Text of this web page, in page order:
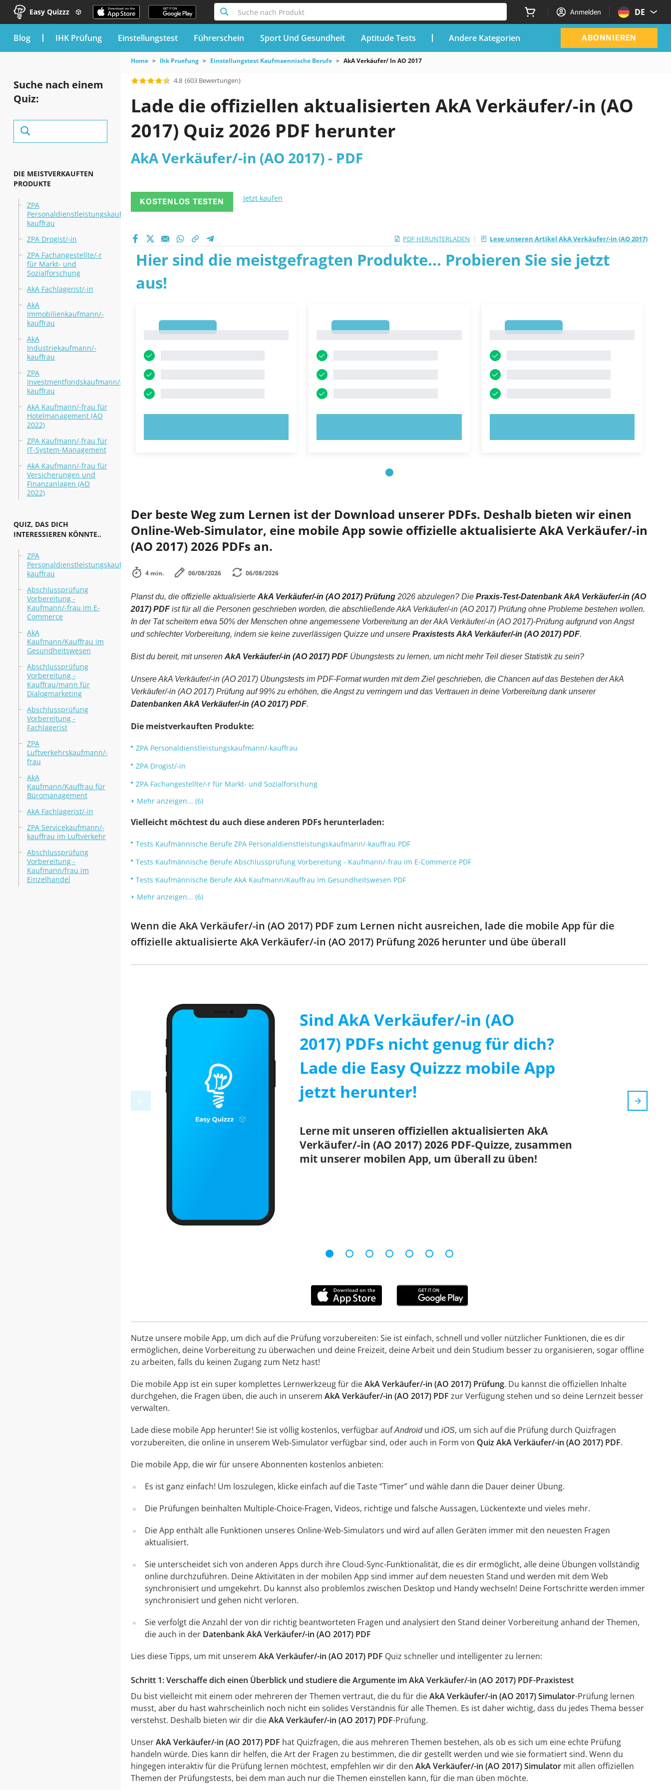
Easy Quizzz Suche nach Produkt Anmelden DE
blog IHK Prüfung Einstellungstest Führerschein Sport Und Gesundheit Aptitude Tests Andere Kategorien ABONNIEREN
Suche nach einem
Quiz:
DIE MEISTVERKAUFTEN
PRODUKTE
ZPA
Personaldienstleistungskaufmann/-
kauffrau
ZPA Drogist/-in
ZPA Fachangestellte/-r
für Markt- und
Sozialforschung
AkA Fachlagerist/-in
AkA
Immobilienkaufmann/-
kauffrau
AkA
Industriekaufmann/-
kauffrau
ZPA
Investmentfondskaufmann/-
kauffrau
AkA Kaufmann/-frau für
Hotelmanagement (AO
2022)
ZPA Kaufmann/-frau für
IT-System-Management
AkA Kaufmann/-frau für
Versicherungen und
Finanzanlagen (AO
2022)
QUIZ, DAS DICH
INTERESSIEREN KÖNNTE..
ZPA
Personaldienstleistungskaufmann/-
kauffrau
Abschlussprüfung
Vorbereitung -
Kaufmann/-frau im E-
Commerce
AkA
Kaufmann/Kauffrau im
Gesundheitswesen
Abschlussprüfung
Vorbereitung -
Kauffrau/mann für
Dialogmarketing
Abschlussprüfung
Vorbereitung -
Fachlagerist
ZPA
Luftverkehrskaufmann/-
frau
AkA
Kaufmann/Kauffrau für
Büromanagement
AkA Fachlagerist/-in
ZPA Servicekaufmann/-
kauffrau im Luftverkehr
Abschlussprüfung
Vorbereitung -
Kaufmann/frau im
Einzelhandel
Home Ihk Pruefung Einstellungstest Kaufmaennische Berufe AkA Verkäufer/ In AO 2017
4.8 (603 Bewertungen)
Lade die offiziellen aktualisierten AkA Verkäufer/-in (AO
2017) Quiz 2026 PDF herunter
AkA Verkäufer/-in (AO 2017) - PDF
KOSTENLOS TESTEN Jetzt kaufen
PDF HERUNTERLADEN | Lese unseren Artikel AkA Verkäufer/-in (AO 2017)
Hier sind die meistgefragten Produkte... Probieren Sie sie jetzt
aus!
Der beste Weg zum Lernen ist der Download unserer PDFs. Deshalb bieten wir einen
Online-Web-Simulator, eine mobile App sowie offizielle aktualisierte AkA Verkäufer/-in
(AO 2017) 2026 PDFs an.
4 min. 06/08/2026 06/08/2026
Planst du, die offizielle aktualisierte AkA Verkäufer/-in (AO 2017) Prüfung2026 abzulegen? Die Praxis-Test-Datenbank AkA Verkäufer/-in (AO
2017) PDFist für all die Personen geschrieben worden, die abschließende AkA Verkäufer/-in (AO 2017) Prüfung ohne Probleme bestehen wollen.
In der Tat scheitern etwa 50% der Menschen ohne angemessene Vorbereitung an der AkA Verkäufer/-in (AO 2017)-Prüfung aufgrund von Angst
und schlechter Vorbereitung, indem sie keine zuverlässigen Quizze und unsere Praxistests AkA Verkäufer/-in (AO 2017) PDF.
Bist du bereit, mit unseren AkA Verkäufer/-in (AO 2017) PDFÜbungstests zu lernen, um nicht mehr Teil dieser Statistik zu sein?
Unsere AkA Verkäufer/-in (AO 2017) Übungstests im PDF-Format wurden mit dem Ziel geschrieben, die Chancen auf das Bestehen der AkA
Verkäufer/-in (AO 2017) Prüfung auf 99% zu erhöhen, die Angst zu verringern und das Vertrauen in deine Vorbereitung dank unserer
Datenbanken AkA Verkäufer/-in (AO 2017) PDF.
Die meistverkauften Produkte:
ZPA Personaldienstleistungskaufmann/-kauffrau
ZPA Drogist/-in
ZPA Fachangestellte/-r für Markt- und Sozialforschung
Mehr anzeigen... (6)
Vielleicht möchtest du auch diese anderen PDFs herunterladen:
Tests Kaufmännische Berufe ZPA Personaldienstleistungskaufmann/-kauffrau PDF
Tests Kaufmännische Berufe Abschlussprüfung Vorbereitung - Kaufmann/-frau im E-Commerce PDF
Tests Kaufmännische Berufe AkA Kaufmann/Kauffrau im Gesundheitswesen PDF
Mehr anzeigen... (6)
Wenn die AkA Verkäufer/-in (AO 2017) PDF zum Lernen nicht ausreichen, lade die mobile App für die
offizielle aktualisierte AkA Verkäufer/-in (AO 2017) Prüfung 2026 herunter und übe überall
Sind AkA Verkäufer/-in (AO
2017) PDFs nicht genug für dich?
Lade die Easy Quizzz mobile App
jetzt herunter!
Lerne mit unseren offiziellen aktualisierten AkA
Verkäufer/-in (AO 2017) 2026 PDF-Quizze, zusammen
mit unserer mobilen App, um überall zu üben!
Nutze unsere mobile App, um dich auf die Prüfung vorzubereiten: Sie ist einfach, schnell und voller nützlicher Funktionen, die es dir
ermöglichen, deine Vorbereitung zu überwachen und deine Freizeit, deine Arbeit und dein Studium besser zu organisieren, sogar offline
zu arbeiten, falls du keinen Zugang zum Netz hast!
Die mobile App ist ein super komplettes Lernwerkzeug für dieAkA Verkäufer/-in (AO 2017) Prüfung. Du kannst die offiziellen Inhalte
durchgehen, die Fragen üben, die auch in unserem AkA Verkäufer/-in (AO 2017) PDF zur Verfügung stehen und so deine Lernzeit besser
verwalten.
Lade diese mobile App herunter! Sie ist völlig kostenlos, verfügbar aufAndroidund iOS, um sich auf die Prüfung durch Quizfragen
vorzubereiten, die online in unserem Web-Simulator verfügbar sind, oder auch in Form von Quiz AkA Verkäufer/-in (AO 2017) PDF.
Die mobile App, die wir für unsere Abonnenten kostenlos anbieten:
Es ist ganz einfach! Um loszulegen, klicke einfach auf die Taste “Timer” und wähle dann die Dauer deiner Übung.
Die Prüfungen beinhalten Multiple-Choice-Fragen, Videos, richtige und falsche Aussagen, Lückentexte und vieles mehr.
Die App enthält alle Funktionen unseres Online-Web-Simulators und wird auf allen Geräten immer mit den neuesten Fragen
aktualisiert.
Sie unterscheidet sich von anderen Apps durch ihre Cloud-Sync-Funktionalität, die es dir ermöglicht, alle deine Übungen vollständig
online durchzuführen. Deine Aktivitäten in der mobilen App sind immer auf dem neuesten Stand und werden mit dem Web
synchronisiert und umgekehrt. Du kannst also problemlos zwischen Desktop und Handy wechseln! Deine Fortschritte werden immer
synchronisiert und gehen nicht verloren.
Sie verfolgt die Anzahl der von dir richtig beantworteten Fragen und analysiert den Stand deiner Vorbereitung anhand der Themen,
die auch in der Datenbank AkA Verkäufer/-in (AO 2017) PDF
Lies diese Tipps, um mit unserem AkA Verkäufer/-in (AO 2017) PDF Quiz schneller und intelligenter zu lernen:
Schritt 1: Verschaffe dich einen Überblick und studiere die Argumente im AkA Verkäufer/-in (AO 2017) PDF-Praxistest
Du bist vielleicht mit einem oder mehreren der Themen vertraut, die du für dieAkA Verkäufer/-in (AO 2017) Simulator-Prüfung lernen
musst, aber du hast wahrscheinlich noch nicht ein solides Verständnis für alle Themen. Es ist daher wichtig, dass du jedes Thema besser
verstehst. Deshalb bieten wir dir dieAkA Verkäufer/-in (AO 2017) PDF-Prüfung.
UnserAkA Verkäufer/-in (AO 2017) PDF hat Quizfragen, die aus mehreren Themen bestehen, als ob es sich um eine echte Prüfung
handeln würde. Dies kann dir helfen, die Art der Fragen zu bestimmen, die dir gestellt werden und wie sie formatiert sind. Wenn du
hingegen interaktiv für die Prüfung lernen möchtest, empfehlen wir dir den AkA Verkäufer/-in (AO 2017) Simulatormit allen offiziellen
Themen der Prüfungstests, bei dem man auch nur die Themen einstellen kann, für die man üben möchte.